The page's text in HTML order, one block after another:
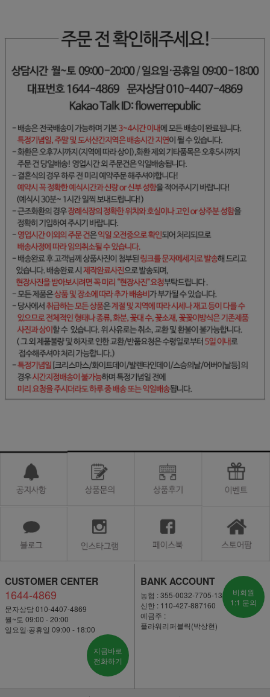
CUSTOMER CENTER
1644-4869
문자상담 010-4407-4869
월~토 09:00 - 20:00
일요일·공휴일 09:00 - 18:00
지금바로
전화하기
BANK ACCOUNT
농협 : 355-0032-7705-13
신한 : 110-427-887160
예금주 :
플라워리퍼블릭(박상현)
비회원
1:1 문의